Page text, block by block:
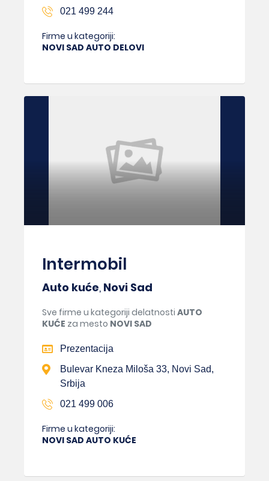
021 499 244
Firme u kategoriji:
NOVI SAD AUTO DELOVI
Intermobil
Auto kuće, Novi Sad
Sve firme u kategoriji delatnosti AUTO
KUĆE za mesto NOVI SAD
Prezentacija
Bulevar Kneza Miloša 33, Novi Sad,
Srbija
021 499 006
Firme u kategoriji:
NOVI SAD AUTO KUĆE